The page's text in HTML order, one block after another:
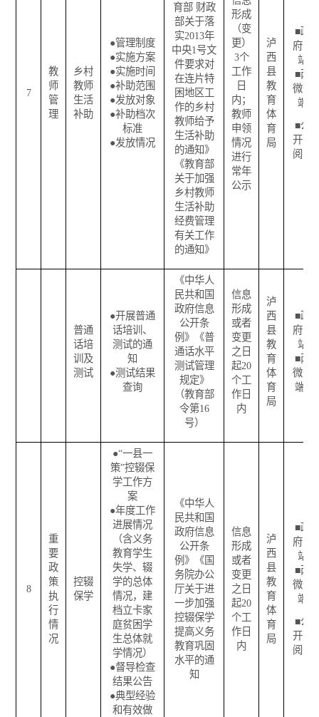
7
教
师
管
理
乡村
教师
生活
补助
●管理制度
●实施方案
●实施时间
●补助范围
●发放对象
●补助档次
标准
●发放情况
育部 财政
部关于落
实2013年
中央1号文
件要求对
在连片特
困地区工
作的乡村
教师给予
生活补助
的通知》
《教育部
关于加强
乡村教师
生活补助
经费管理
有关工作
的通知》
形成
（变
更）
3个
工作
日
内；
教师
申领
情况
进行
常年
公示
泸
西
县
教
育
体
育
局
■政
府网
站
■两
微一
端
■公
开查
阅点
普通
话培
训及
测试
●开展普通
话培训、
测试的通
知
●测试结果
查询
《中华人
民共和国
政府信息
公开条
例》《普
通话水平
测试管理
规定》
（教育部
令第16
号）
信息
形成
或者
变更
之日
起20
个工
作日
内
泸
西
县
教
育
体
育
局
■政
府网
站
■两
微一
端
8
重
要
政
策
执
行
情
况
控辍
保学
●“一县一
策”控辍保
学工作方
案
●年度工作
进展情况
（含义务
教育学生
失学、辍
学的总体
情况，建
档立卡家
庭贫困学
生总体就
学情况）
●督导检查
结果公告
●典型经验
和有效做
《中华人
民共和国
政府信息
公开条
例》《国
务院办公
厅关于进
一步加强
控辍保学
提高义务
教育巩固
水平的通
知
信息
形成
或者
变更
之日
起20
个工
作日
内
泸
西
县
教
育
体
育
局
■政
府网
站
■两
微一
端
■公
开查
阅点